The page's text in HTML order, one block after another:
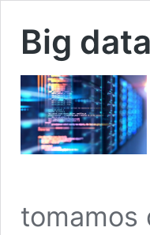
Big data
tomamos